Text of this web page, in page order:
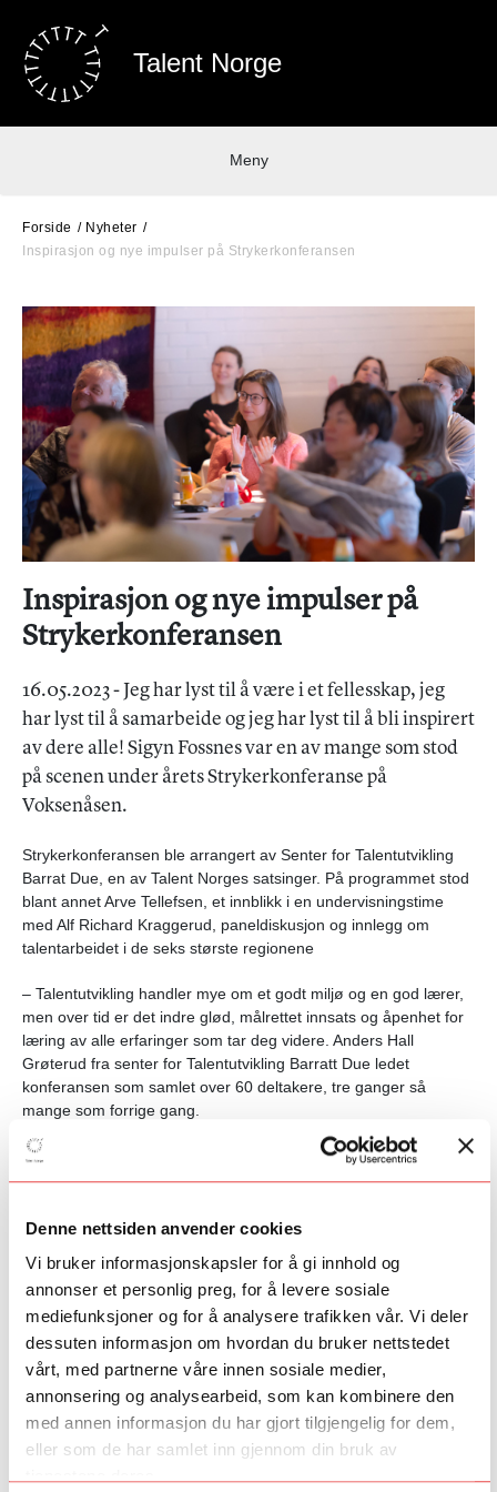
Denne nettsiden anvender cookies
Vi bruker informasjonskapsler for å gi innhold og
annonser et personlig preg, for å levere sosiale
mediefunksjoner og for å analysere trafikken vår. Vi deler
dessuten informasjon om hvordan du bruker nettstedet
vårt, med partnerne våre innen sosiale medier,
annonsering og analysearbeid, som kan kombinere den
med annen informasjon du har gjort tilgjengelig for dem,
eller som de har samlet inn gjennom din bruk av
Talent Norge
Meny
Forside
Nyheter
Inspirasjon og nye impulser på Strykerkonferansen
Inspirasjon og nye impulser på
Strykerkonferansen
16.05.2023 - Jeg har lyst til å være i et fellesskap, jeg
har lyst til å samarbeide og jeg har lyst til å bli inspirert
av dere alle! Sigyn Fossnes var en av mange som stod
på scenen under årets Strykerkonferanse på
Voksenåsen.
Strykerkonferansen ble arrangert av Senter for Talentutvikling
Barrat Due, en av Talent Norges satsinger. På programmet stod
blant annet Arve Tellefsen, et innblikk i en undervisningstime
med Alf Richard Kraggerud, paneldiskusjon og innlegg om
talentarbeidet i de seks største regionene
– Talentutvikling handler mye om et godt miljø og en god lærer,
men over tid er det indre glød, målrettet innsats og åpenhet for
læring av alle erfaringer som tar deg videre. Anders Hall
Grøterud fra senter for Talentutvikling Barratt Due ledet
konferansen som samlet over 60 deltakere, tre ganger så
mange som forrige gang.
Fra første strøket til gryende talent
Suksesshistorien til Rasmus Hella Mikkelsen var en av de som
har fullført alle fasene i talentløpet, fra det første strøket som 7-
høyskolestudent på Barratt Due.
– Hvordan sikre fornuftig totalbelastning for et strykertalent alle
vil ha en bit av? Og hvordan skynde seg langsomt?, var noe av
det Rasmus Hella Mikkelsen snakket om under paneldebatten.
I en periode der han var lei skolen og vurderte å slutte for å
kunne bruke all tiden på øving, ble han til slutt overbevist av
fiolinlæreren sin Per-Gisle Haagenrud til å fortsette. På
Langhaugen VGS i Bergen fikk han imidlertid et skreddersydd